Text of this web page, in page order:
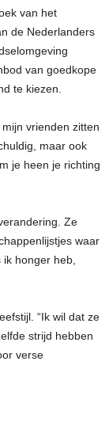
van het
de Nederlanders
van goedkope
te kiezen.
vrienden zitten
maar ook
je heen je richting
Ze
waar
honger heb,
“Ik wil dat ze
strijd hebben
verse